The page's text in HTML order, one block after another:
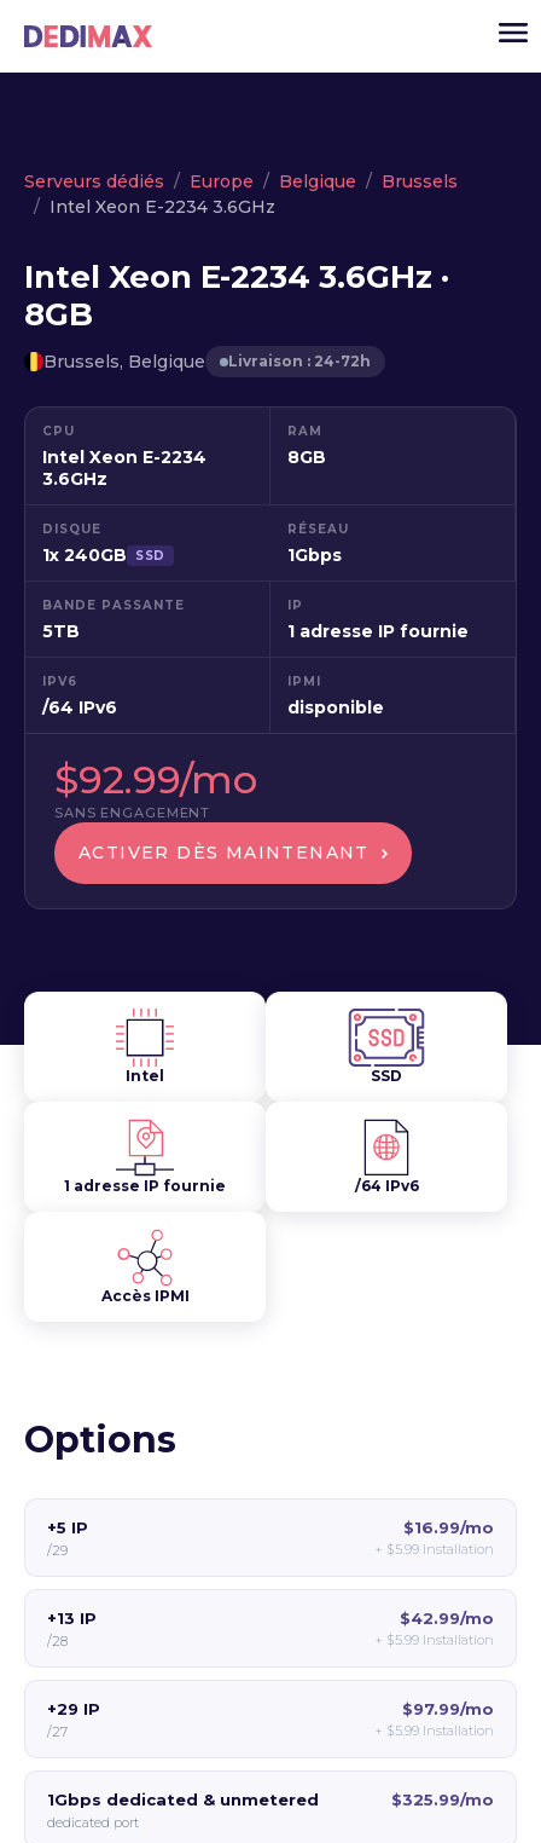
Cloud serveur
Serveurs dédiés
API
Actualité
Serveurs dédiés Europe Belgique
Brussels
Intel Xeon E-2234 3.6GHz
Intel Xeon E-2234 3.6GHz ·
8GB
Brussels, Belgique Livraison : 24-72h
CPU
Intel Xeon E-2234
3.6GHz
RAM
8GB
DISQUE
1x 240GB SSD
RÉSEAU
1Gbps
BANDE PASSANTE
5TB
IP
1 adresse IP fournie
IPV6
/64 IPv6
IPMI
disponible
$92.99/mo
SANS ENGAGEMENT
ACTIVER DÈS MAINTENANT
Intel SSD
1 adresse IP fournie /64 IPv6
Accès IPMI
Options
+5 IP
/29
$16.99/mo
+ $5.99 Installation
+13 IP
/28
$42.99/mo
+ $5.99 Installation
+29 IP
/27
$97.99/mo
+ $5.99 Installation
1Gbps dedicated & unmetered
dedicated port
$325.99/mo